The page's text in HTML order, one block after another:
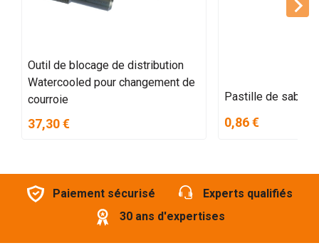
Outil de blocage de distribution
Watercooled pour changement de
courroie
37,30 €
Pastille de
0,86 €
Paiement sécurisé
Experts qualifiés
30 ans d'expertises